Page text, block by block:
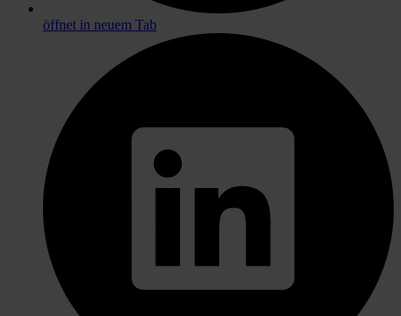
öffnet in neuem Tab